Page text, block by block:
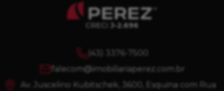
CRECI J-2.696
(43) 3376-7500
falecom@imobiliariaperez.com.br
Av. Juscelino Kubitschek, 3600, Esquina com Rua